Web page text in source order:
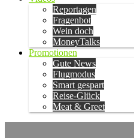
Reportagen
Fragenbot
Wein doch
MoneyTalks
Promotionen
Gute News
Flugmodus
Smart gespart
Reise-Glück
Meat & Greet